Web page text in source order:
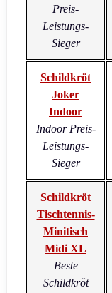
Preis-
Leistungs-
Sieger
Schildkröt
Joker
Indoor
Indoor Preis-
Leistungs-
Sieger
Schildkröt
Tischtennis-
Minitisch
Midi XL
Beste
Schildkröt